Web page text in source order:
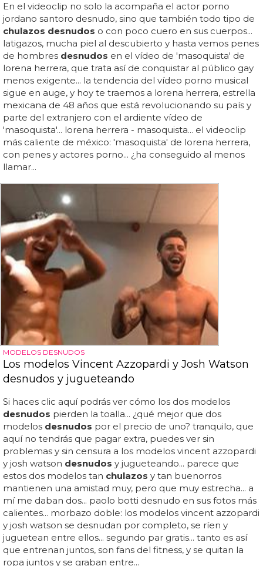
En el videoclip no solo la acompaña el actor porno
jordano santoro desnudo, sino que también todo tipo de
chulazos desnudos o con poco cuero en sus cuerpos...
latigazos, mucha piel al descubierto y hasta vemos penes
de hombres desnudos en el vídeo de 'masoquista' de
lorena herrera, que trata así de conquistar al público gay
menos exigente... la tendencia del vídeo porno musical
sigue en auge, y hoy te traemos a lorena herrera, estrella
mexicana de 48 años que está revolucionando su país y
parte del extranjero con el ardiente vídeo de
'masoquista'... lorena herrera - masoquista... el videoclip
más caliente de méxico: 'masoquista' de lorena herrera,
con penes y actores porno... ¿ha conseguido al menos
llamar...
MODELOS DESNUDOS
Los modelos Vincent Azzopardi y Josh Watson
desnudos y jugueteando
Si haces clic aquí podrás ver cómo los dos modelos
desnudos pierden la toalla... ¿qué mejor que dos
modelos desnudos por el precio de uno? tranquilo, que
aquí no tendrás que pagar extra, puedes ver sin
problemas y sin censura a los modelos vincent azzopardi
y josh watson desnudos y jugueteando... parece que
estos dos modelos tan chulazos y tan buenorros
mantienen una amistad muy, pero que muy estrecha... a
mí me daban dos... paolo botti desnudo en sus fotos más
calientes... morbazo doble: los modelos vincent azzopardi
y josh watson se desnudan por completo, se ríen y
juguetean entre ellos... segundo par gratis... tanto es así
que entrenan juntos, son fans del fitness, y se quitan la
ropa juntos y se graban entre...